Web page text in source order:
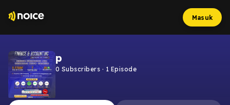
Masuk
p
0 Subscribers · 1 Episode